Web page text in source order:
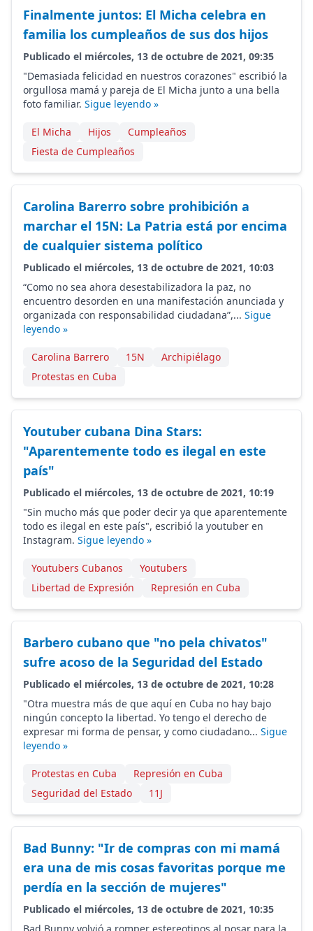
Finalmente juntos: El Micha celebra en
familia los cumpleaños de sus dos hijos
Publicado el miércoles, 13 de octubre de 2021, 09:35
"Demasiada felicidad en nuestros corazones" escribió la
orgullosa mamá y pareja de El Micha junto a una bella
foto familiar. Sigue leyendo »
El Micha Hijos
Cumpleaños
Fiesta de Cumpleaños
Carolina Barerro sobre prohibición a
marchar el 15N: La Patria está por encima
de cualquier sistema político
Publicado el miércoles, 13 de octubre de 2021, 10:03
“Como no sea ahora desestabilizadora la paz, no
encuentro desorden en una manifestación anunciada y
organizada con responsabilidad ciudadana”,... Sigue
leyendo »
Carolina Barrero 15N
Archipiélago
Protestas en Cuba
Youtuber cubana Dina Stars:
"Aparentemente todo es ilegal en este
país"
Publicado el miércoles, 13 de octubre de 2021, 10:19
"Sin mucho más que poder decir ya que aparentemente
todo es ilegal en este país", escribió la youtuber en
Instagram. Sigue leyendo »
Youtubers Cubanos
Youtubers
Libertad de Expresión
Represión en Cuba
Barbero cubano que "no pela chivatos"
sufre acoso de la Seguridad del Estado
Publicado el miércoles, 13 de octubre de 2021, 10:28
"Otra muestra más de que aquí en Cuba no hay bajo
ningún concepto la libertad. Yo tengo el derecho de
expresar mi forma de pensar, y como ciudadano... Sigue
leyendo »
Protestas en Cuba
Represión en Cuba
Seguridad del Estado
11J
Bad Bunny: "Ir de compras con mi mamá
era una de mis cosas favoritas porque me
perdía en la sección de mujeres"
Publicado el miércoles, 13 de octubre de 2021, 10:35